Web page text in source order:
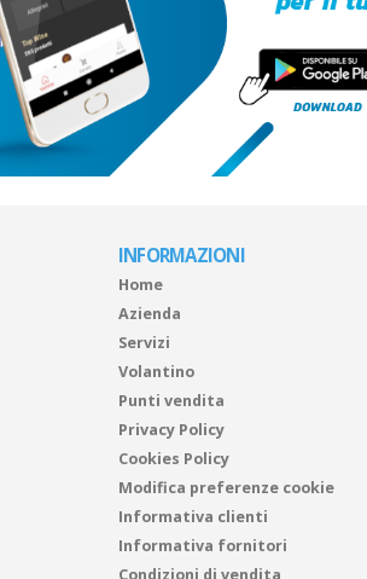
INFORMAZIONI
Home
Azienda
Servizi
Volantino
Punti vendita
Privacy Policy
Cookies Policy
Modifica preferenze cookie
Informativa clienti
Informativa fornitori
Condizioni di vendita